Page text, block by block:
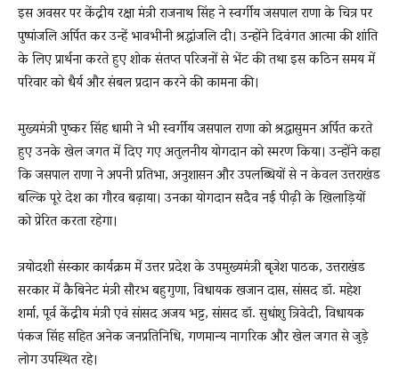
इस अवसर पर केंद्रीय रक्षा मंत्री राजनाथ सिंह ने स्वर्गीय जसपाल राणा के चित्र पर
पुष्पांजलि अर्पित कर उन्हें भावभीनी श्रद्धांजलि दी। उन्होंने दिवंगत आत्मा की शांति
के लिए प्रार्थना करते हुए शोक संतप्त परिजनों से भेंट की तथा इस कठिन समय में
परिवार को धैर्य और संबल प्रदान करने की कामना की।
मुख्यमंत्री पुष्कर सिंह धामी ने भी स्वर्गीय जसपाल राणा को श्रद्धासुमन अर्पित करते
हुए उनके खेल जगत में दिए गए अतुलनीय योगदान को स्मरण किया। उन्होंने कहा
कि जसपाल राणा ने अपनी प्रतिभा, अनुशासन और उपलब्धियों से न केवल उत्तराखंड
बल्कि पूरे देश का गौरव बढ़ाया। उनका योगदान सदैव नई पीढ़ी के खिलाड़ियों
को प्रेरित करता रहेगा।
त्रयोदशी संस्कार कार्यक्रम में उत्तर प्रदेश के उपमुख्यमंत्री बृजेश पाठक, उत्तराखंड
सरकार में कैबिनेट मंत्री सौरभ बहुगुणा, विधायक खजान दास, सांसद डॉ. महेश
शर्मा, पूर्व केंद्रीय मंत्री एवं सांसद अजय भट्ट, सांसद डॉ. सुधांशु त्रिवेदी, विधायक
पंकज सिंह सहित अनेक जनप्रतिनिधि, गणमान्य नागरिक और खेल जगत से जुड़े
लोग उपस्थित रहे।